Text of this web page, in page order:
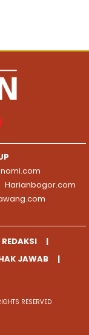
Harianbogor.com
JAWAB
RESERVED